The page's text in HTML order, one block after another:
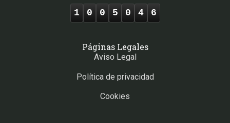
1 0 0 5 0 4 6
Páginas Legales
Aviso Legal
Política de privacidad
Cookies